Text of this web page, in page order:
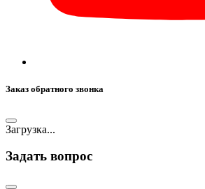
Заказ обратного звонка
Загрузка...
Задать вопрос